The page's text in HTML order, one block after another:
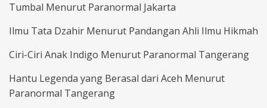
Tumbal Menurut Paranormal Jakarta
Ilmu Tata Dzahir Menurut Pandangan Ahli Ilmu Hikmah
Ciri-Ciri Anak Indigo Menurut Paranormal Tangerang
Hantu Legenda yang Berasal dari Aceh Menurut
Paranormal Tangerang